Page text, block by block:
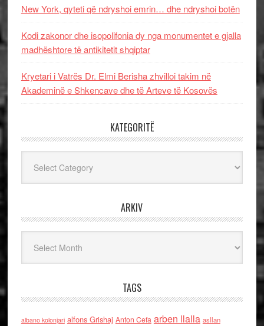
New York, qyteti që ndryshoi emrin… dhe ndryshoi botën
Kodi zakonor dhe isopolifonia dy nga monumentet e gjalla
madhështore të antikitetit shqiptar
Kryetari i Vatrës Dr. Elmi Berisha zhvilloi takim në
Akademinë e Shkencave dhe të Arteve të Kosovës
KATEGORITË
ARKIV
TAGS
albano kolonjari alfons Grishaj Anton Cefa arben llalla asllan